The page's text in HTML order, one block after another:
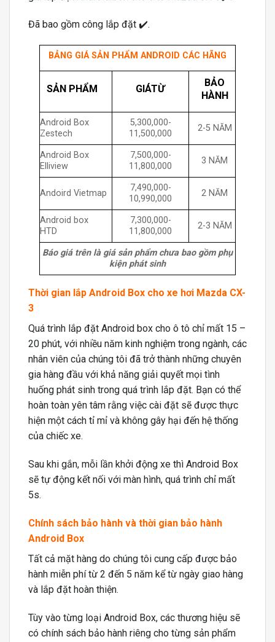
Đã bao gồm công lắp đặt ✔️.
BẢNG GIÁ SẢN PHẨM ANDROID CÁC HÃNG
SẢN PHẨM GIÁTỪ
BẢO
HÀNH
Android Box
Zestech
5,300,000-
11,500,000
2-5 NĂM
Android Box
Elliview
7,500,000-
11,800,000
3 NĂM
Andoird Vietmap
7,490,000-
10,990,000
2 NĂM
Android box
HTD
7,300,000-
11,800,000
2-3 NĂM
Báo giá trên là giá sản phẩm chưa bao gồm phụ
kiện phát sinh
Thời gian lắp Android Box cho xe hơi Mazda CX-
3
Quá trình lắp đặt Android box cho ô tô chỉ mất 15 –
20 phút, với nhiều năm kinh nghiệm trong ngành, các
nhân viên của chúng tôi đã trở thành những chuyên
gia hàng đầu với khả năng giải quyết mọi tình
huống phát sinh trong quá trình lắp đặt. Bạn có thể
hoàn toàn yên tâm rằng việc cài đặt sẽ được thực
hiện một cách tỉ mỉ và không gây hại đến hệ thống
của chiếc xe.
Sau khi gắn, mỗi lần khởi động xe thì Android Box
sẽ tự động kết nối với màn hình, quá trình chỉ mất
5s.
Chính sách bảo hành và thời gian bảo hành
Android Box
Tất cả mặt hàng do chúng tôi cung cấp được bảo
hành miễn phí từ 2 đến 5 năm kể từ ngày giao hàng
và lắp đặt hoàn thiện.
Tùy vào từng loại Android Box, các thương hiệu sẽ
có chính sách bảo hành riêng cho từng sản phẩm